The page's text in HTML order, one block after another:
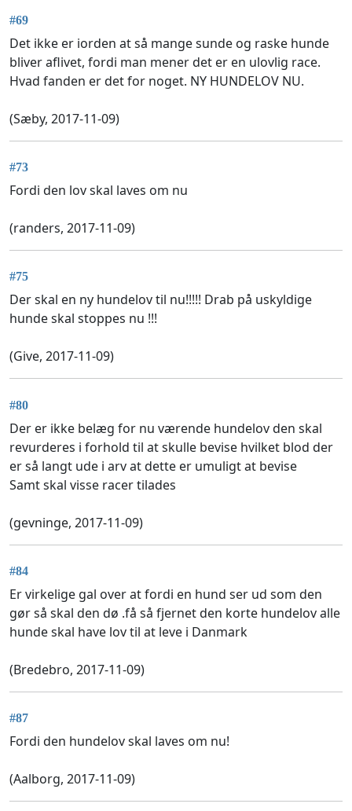
#69
Det ikke er iorden at så mange sunde og raske hunde
bliver aflivet, fordi man mener det er en ulovlig race.
Hvad fanden er det for noget. NY HUNDELOV NU.
(Sæby, 2017-11-09)
#73
Fordi den lov skal laves om nu
(randers, 2017-11-09)
#75
Der skal en ny hundelov til nu!!!!! Drab på uskyldige
hunde skal stoppes nu !!!
(Give, 2017-11-09)
#80
Der er ikke belæg for nu værende hundelov den skal
revurderes i forhold til at skulle bevise hvilket blod der
er så langt ude i arv at dette er umuligt at bevise
Samt skal visse racer tilades
(gevninge, 2017-11-09)
#84
Er virkelige gal over at fordi en hund ser ud som den
gør så skal den dø .få så fjernet den korte hundelov alle
hunde skal have lov til at leve i Danmark
(Bredebro, 2017-11-09)
#87
Fordi den hundelov skal laves om nu!
(Aalborg, 2017-11-09)